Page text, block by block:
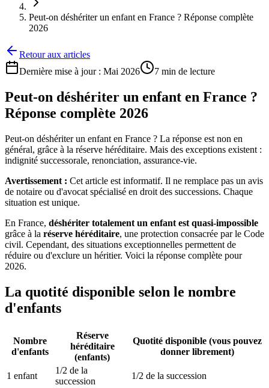
Peut-on déshériter un enfant en France ? Réponse complète
2026
Retour aux articles
Dernière mise à jour : Mai 2026 7 min de lecture
Peut-on déshériter un enfant en France ?
Réponse complète 2026
Peut-on déshériter un enfant en France ? La réponse est non en
général, grâce à la réserve héréditaire. Mais des exceptions existent :
indignité successorale, renonciation, assurance-vie.
Avertissement : Cet article est informatif. Il ne remplace pas un avis
de notaire ou d'avocat spécialisé en droit des successions. Chaque
situation est unique.
En France, déshériter totalement un enfant est quasi-impossible
grâce à la réserve héréditaire, une protection consacrée par le Code
civil. Cependant, des situations exceptionnelles permettent de
réduire ou d'exclure un héritier. Voici la réponse complète pour
2026.
La quotité disponible selon le nombre
d'enfants
Nombre
d'enfants
Réserve
héréditaire
(enfants)
Quotité disponible (vous pouvez
donner librement)
1 enfant
1/2 de la
succession
1/2 de la succession